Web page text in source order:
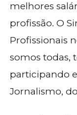
melhores
profissão. O
Profissionais
somos todas,
participando
Jornalismo,